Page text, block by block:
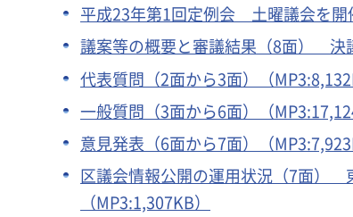
平成23年第1回定例会 土曜議会を開
議案等の概要と審議結果（8面） 決
代表質問（2面から3面）（
一般質問（3面から6面）（
意見発表（6面から7面）（
区議会情報公開の運用状況（7面）
（MP3:1,307KB）